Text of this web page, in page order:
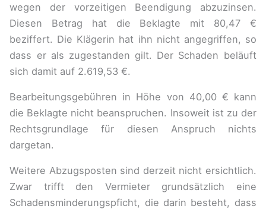
wegen der vorzeitigen Beendigung abzuzinsen.
Diesen Betrag hat die Beklagte mit 80,47 €
beziffert. Die Klägerin hat ihn nicht angegriffen, so
dass er als zugestanden gilt. Der Schaden beläuft
sich damit auf 2.619,53 €.
Bearbeitungsgebühren in Höhe von 40,00 € kann
die Beklagte nicht beanspruchen. Insoweit ist zu der
Rechtsgrundlage für diesen Anspruch nichts
dargetan.
Weitere Abzugsposten sind derzeit nicht ersichtlich.
Zwar trifft den Vermieter grundsätzlich eine
Schadensminderungspficht, die darin besteht, dass